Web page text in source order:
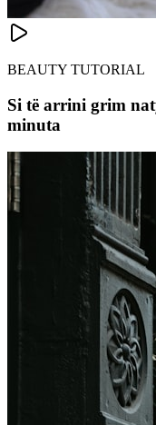
BEAUTY TUTORIAL
Si të arrini grim
minuta